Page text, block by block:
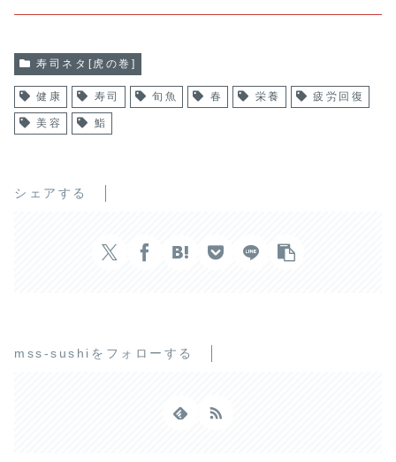
寿司ネタ[虎の巻]
健康 寿司 旬魚 春 栄養 疲労回復
美容 鮨
シェアする
mss-sushiをフォローする